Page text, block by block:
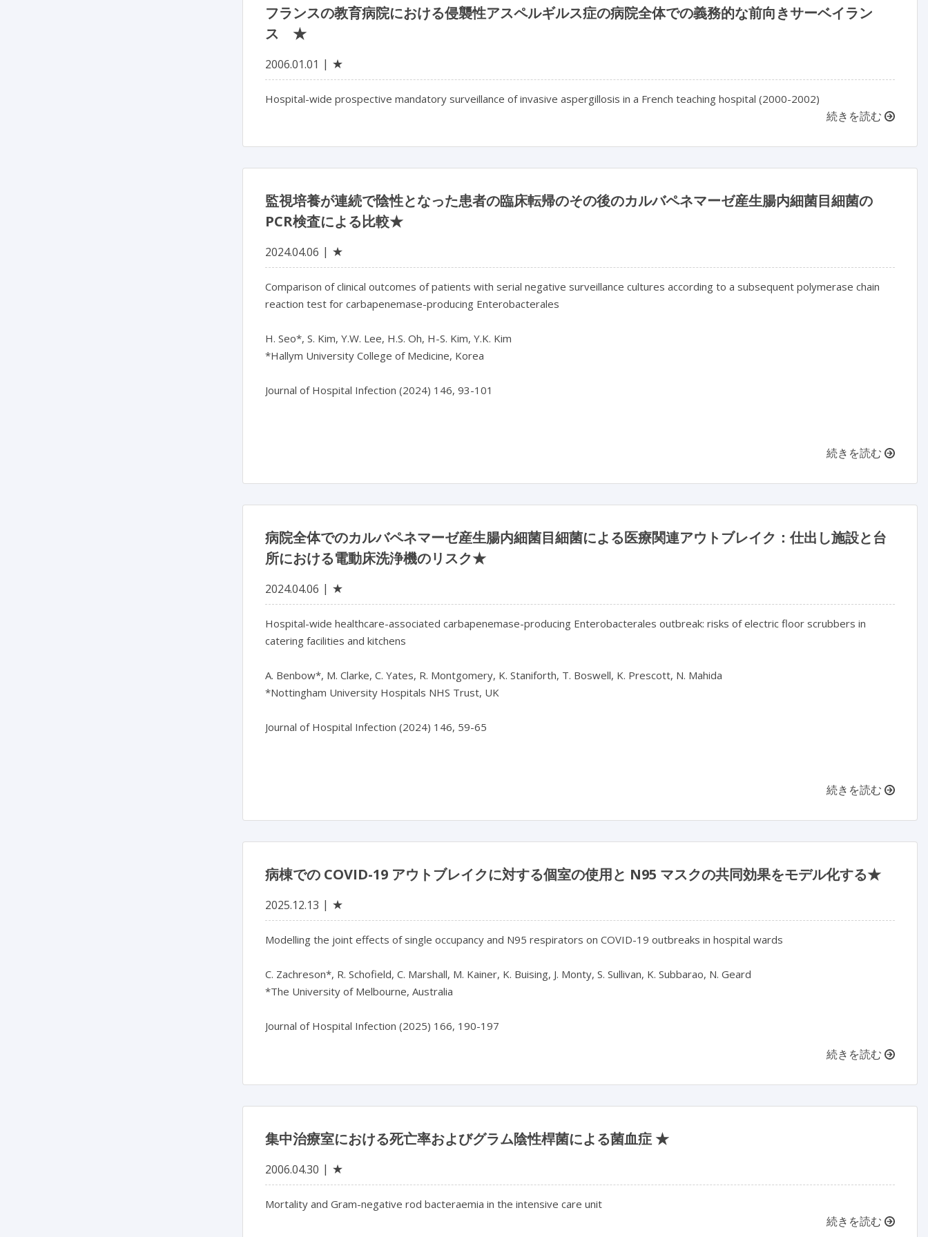
フランスの教育病院における侵襲性アスペルギルス症の病院全体での義務的な前向きサーベイラン
ス ★
2006.01.01 ★
Hospital-wide prospective mandatory surveillance of invasive aspergillosis in a French teaching hospital (2000-2002)
続きを読む
監視培養が連続で陰性となった患者の臨床転帰のその後のカルバペネマーゼ産生腸内細菌目細菌の
PCR検査による比較★
2024.04.06 ★
Comparison of clinical outcomes of patients with serial negative surveillance cultures according to a subsequent polymerase chain
reaction test for carbapenemase-producing Enterobacterales
H. Seo*, S. Kim, Y.W. Lee, H.S. Oh, H-S. Kim, Y.K. Kim
*Hallym University College of Medicine, Korea
Journal of Hospital Infection (2024) 146, 93-101
続きを読む
病院全体でのカルバペネマーゼ産生腸内細菌目細菌による医療関連アウトブレイク：仕出し施設と台
所における電動床洗浄機のリスク★
2024.04.06 ★
Hospital-wide healthcare-associated carbapenemase-producing Enterobacterales outbreak: risks of electric floor scrubbers in
catering facilities and kitchens
A. Benbow*, M. Clarke, C. Yates, R. Montgomery, K. Staniforth, T. Boswell, K. Prescott, N. Mahida
*Nottingham University Hospitals NHS Trust, UK
Journal of Hospital Infection (2024) 146, 59-65
続きを読む
病棟での COVID-19 アウトブレイクに対する個室の使用と N95 マスクの共同効果をモデル化する★
2025.12.13 ★
Modelling the joint effects of single occupancy and N95 respirators on COVID-19 outbreaks in hospital wards
C. Zachreson*, R. Schofield, C. Marshall, M. Kainer, K. Buising, J. Monty, S. Sullivan, K. Subbarao, N. Geard
*The University of Melbourne, Australia
Journal of Hospital Infection (2025) 166, 190-197
続きを読む
集中治療室における死亡率およびグラム陰性桿菌による菌血症 ★
2006.04.30 ★
Mortality and Gram-negative rod bacteraemia in the intensive care unit
続きを読む